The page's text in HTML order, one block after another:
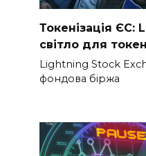
Токенізація ЄС:
світло для
Lightning Stock
фондова біржа